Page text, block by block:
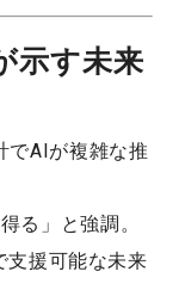
示す未来
でAIが複雑な推
る」と強調。
支援可能な未来